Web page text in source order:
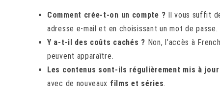
Comment crée-t-on un compte ? Il vous suffit
adresse e-mail et en choisissant un mot de passe.
Y a-t-il des coûts cachés ? Non, l’accès à
peuvent apparaître.
Les contenus sont-ils régulièrement mis à
avec de nouveaux films et séries.